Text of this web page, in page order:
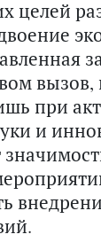
целей
при
и